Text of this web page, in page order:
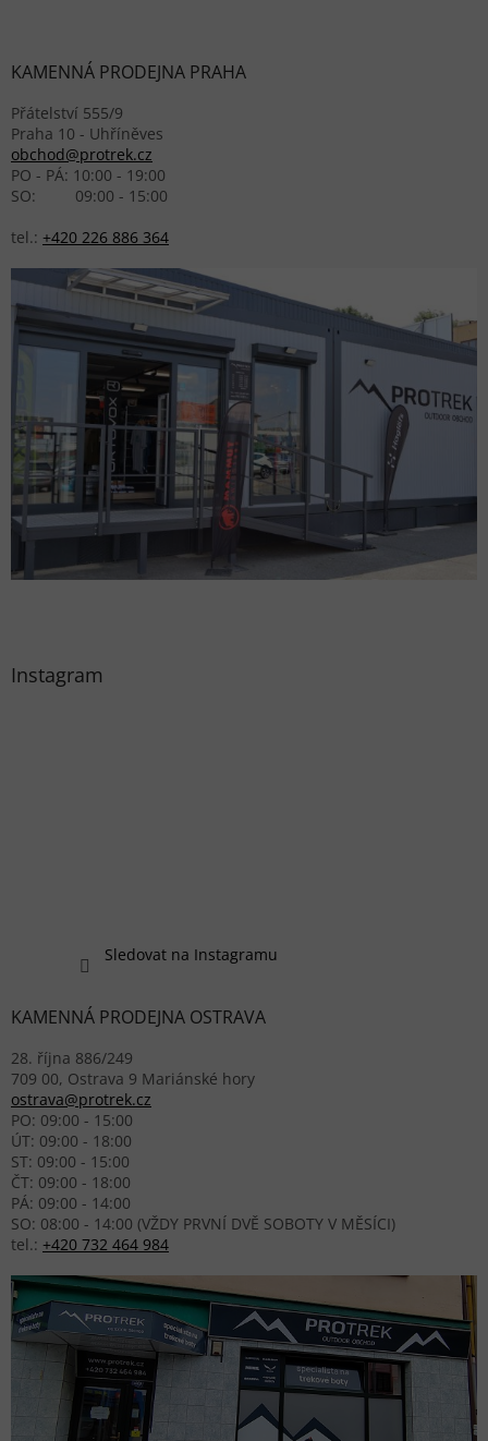
KAMENNÁ PRODEJNA PRAHA
Přátelství 555/9
Praha 10 - Uhříněves
obchod@protrek.cz
PO - PÁ: 10:00 - 19:00
SO: 09:00 - 15:00
tel.: +420 226 886 364
Instagram
Sledovat na Instagramu
KAMENNÁ PRODEJNA OSTRAVA
28. října 886/249
709 00, Ostrava 9 Mariánské hory
ostrava@protrek.cz
PO: 09:00 - 15:00
ÚT: 09:00 - 18:00
ST: 09:00 - 15:00
ČT: 09:00 - 18:00
PÁ: 09:00 - 14:00
SO: 08:00 - 14:00 (VŽDY PRVNÍ DVĚ SOBOTY V MĚSÍCI)
tel.: +420 732 464 984